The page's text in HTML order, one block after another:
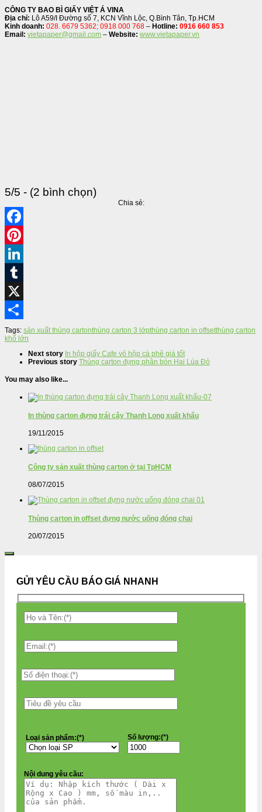
CÔNG TY BAO BÌ GIẤY VIỆT Á VINA
Địa chỉ: Lô A59/I Đường số 7, KCN Vĩnh Lộc, Q.Bình Tân, Tp.HCM
Kinh doanh: 028. 6679 5362; 0918 000 768 – Hotline: 0916 660 853
Email: vietapaper@gmail.com – Website: www.vietapaper.vn
5/5 - (2 bình chọn)
Chia sẻ:
Share
Tags: sản xuất thùng cartonthùng carton 3 lớpthùng carton in offsetthùng carton
khổ lớn
Next story In hộp giấy Cafe vỏ hộp cà phê giá tốt
Previous story Thùng carton đựng phân bón Hai Lúa Đỏ
You may also like...
In thùng carton đựng trái cây Thanh Long xuất khẩu
19/11/2015
Công ty sản xuất thùng carton ở tại TpHCM
08/07/2015
Thùng carton in offset đựng nước uống đóng chai
20/07/2015
GỬI YÊU CẦU BÁO GIÁ NHANH
Loại sản phẩm:(*) Số lượng:(*)
Nội dung yêu cầu: